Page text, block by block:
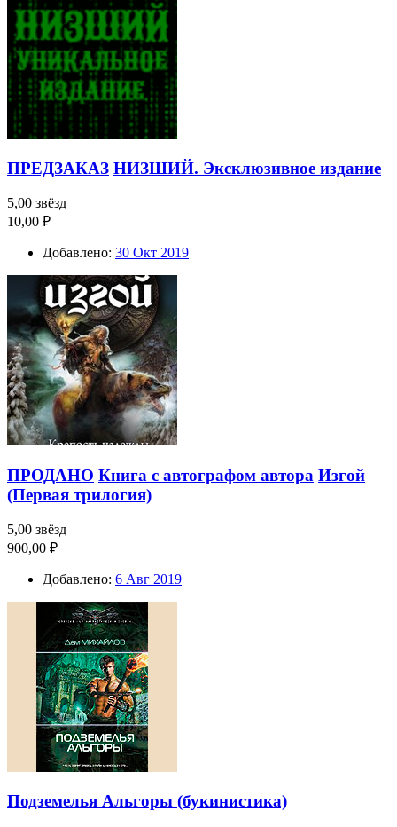
ПРЕДЗАКАЗ НИЗШИЙ. Эксклюзивное издание
5,00 звёзд
10,00 ₽
Добавлено: 30 Окт 2019
ПРОДАНО Книга с автографом автора Изгой
(Первая трилогия)
5,00 звёзд
900,00 ₽
Добавлено: 6 Авг 2019
Подземелья Альгоры (букинистика)